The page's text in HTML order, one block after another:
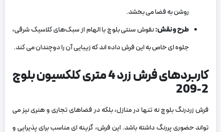
روشن به فضا می ‌بخشد.
طرح و نقش:نقوش سنتی بلوچ با الهام از سبک‌های کلاسیک شرقی،
جلوه‌ ای خاص به این فرش داده‌ اند که زیبایی آن را دوچندان می ‌کند.
کاربردهای فرش زرد 4 متری کلکسیون بلوچ
2-209
فرش زردرنگ بلوچ نه‌ تنها در منازل، بلکه در فضاهای تجاری و هنری نیز می
‌تواند حضوری پررنگ داشته باشد. این فرش، گزینه ‌ای مناسب برای پذیرایی و